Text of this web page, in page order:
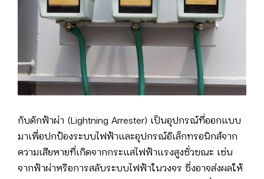
กับดักฟ้าผ่า (Lightning Arrester) เป็นอุปกรณ์ที่ออกแบบ
มาเพื่อปกป้องระบบไฟฟ้าและอุปกรณ์อิเล็กทรอนิกส์จาก
ความเสียหายที่เกิดจากกระแสไฟฟ้าแรงสูงชั่วขณะ เช่น
จากฟ้าผ่าหรือการสลับระบบไฟฟ้าในวงจร ซึ่งอาจส่งผลให้